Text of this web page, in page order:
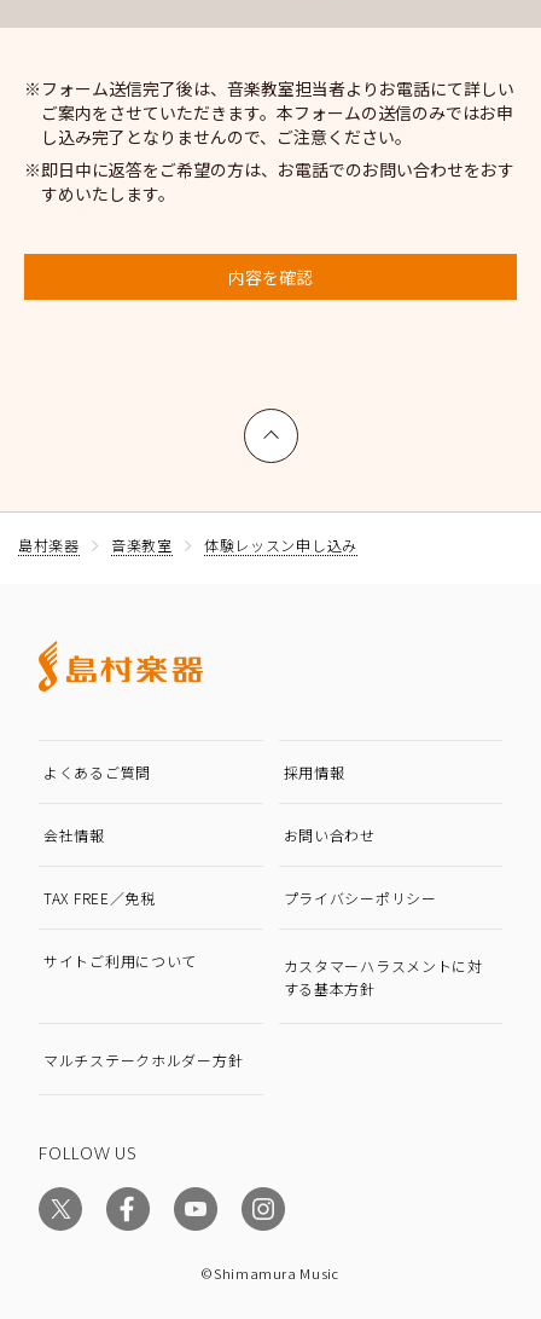
フォーム送信完了後は、音楽教室担当者よりお電話にて詳しい
ご案内をさせていただきます。本フォームの送信のみではお申
し込み完了となりませんので、ご注意ください。
即日中に返答をご希望の方は、お電話でのお問い合わせをおす
すめいたします。
内容を確認
上へ戻る
島村楽器 音楽教室 体験レッスン申し込み
よくあるご質問 採用情報
会社情報 お問い合わせ
TAX FREE／免税 プライバシーポリシー
サイトご利用について
カスタマーハラスメントに対
する基本方針
マルチステークホルダー方針
FOLLOW US
©Shimamura Music